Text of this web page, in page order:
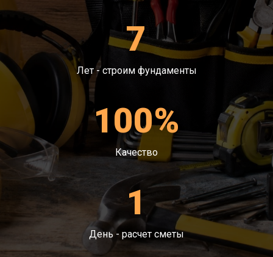
7
Лет - строим фундаменты
100%
Качество
1
День - расчет сметы